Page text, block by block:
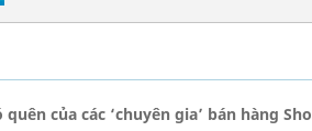
của các ‘chuyên gia’ bán hàng